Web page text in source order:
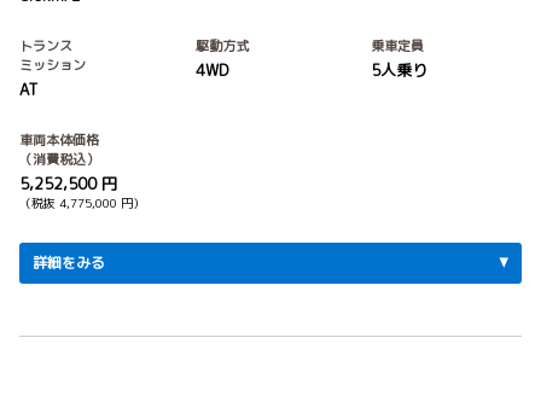
トランス
ミッション
AT
駆動方式
4WD
乗車定員
5人乗り
車両本体価格
（消費税込）
5,252,500 円
（税抜 4,775,000 円）
詳細をみる